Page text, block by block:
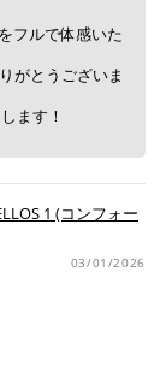
フルで体感いた
がとうございま
ます！
1 (コンフォー
03/01/2026